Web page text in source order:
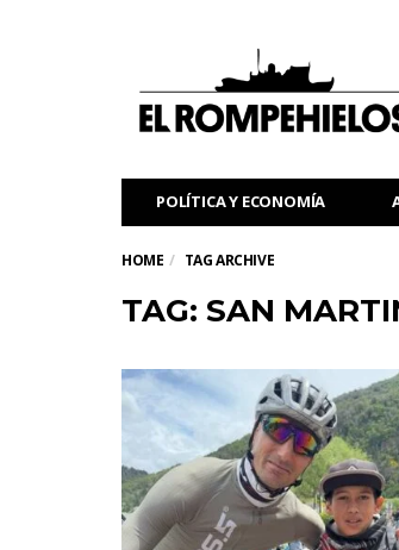
POLÍTICA Y ECONOMÍA
HOME TAG ARCHIVE
TAG: SAN